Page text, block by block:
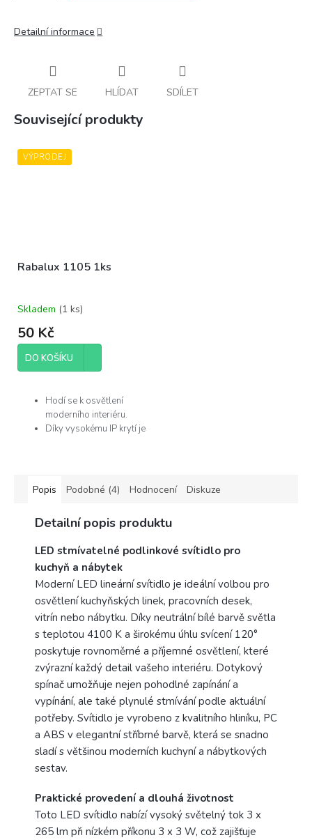
Detailní informace
ZEPTAT SE HLÍDAT SDÍLET
Související produkty
VÝPRODEJ
Rabalux 1105 1ks
Skladem (1 ks)
50 Kč
DO KOŠÍKU
Hodí se k osvětlení
moderního interiéru.
Díky vysokému IP krytí je
balení.
Popis Podobné (4) Hodnocení Diskuze
Detailní popis produktu
LED stmívatelné podlinkové svítidlo pro
kuchyň a nábytek
Moderní LED lineární svítidlo je ideální volbou pro
osvětlení kuchyňských linek, pracovních desek,
vitrín nebo nábytku. Díky neutrální bílé barvě světla
s teplotou 4100 K a širokému úhlu svícení 120°
poskytuje rovnoměrné a příjemné osvětlení, které
zvýrazní každý detail vašeho interiéru. Dotykový
spínač umožňuje nejen pohodlné zapínání a
vypínání, ale také plynulé stmívání podle aktuální
potřeby. Svítidlo je vyrobeno z kvalitního hliníku, PC
a ABS v elegantní stříbrné barvě, která se snadno
sladí s většinou moderních kuchyní a nábytkových
sestav.
Praktické provedení a dlouhá životnost
Toto LED svítidlo nabízí vysoký světelný tok 3 x
265 lm při nízkém příkonu 3 x 3 W, což zajišťuje